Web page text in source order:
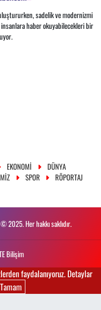
sadelik ve modernizmi
haber okuyabilecekleri bir
EKONOMİ
DÜNYA
SPOR RÖPORTAJ
2025. Her hakkı saklıdır.
Bilişim
faydalanıyoruz. Detaylar
Tamam